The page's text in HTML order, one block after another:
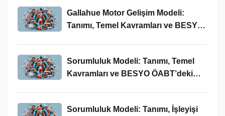
Gallahue Motor Gelişim Modeli:
Tanımı, Temel Kavramları ve BESYO-
Sorumluluk Modeli: Tanımı, Temel
Kavramları ve BESYO ÖABT’deki
Sorumluluk Modeli: Tanımı, İşleyişi